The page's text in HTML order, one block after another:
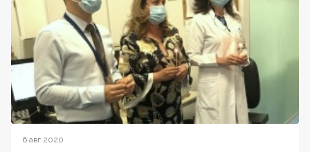
6 авг 2020